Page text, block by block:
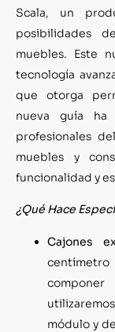
Scala, un
posibilidades
muebles. Este
tecnología
que otorga
nueva guía ha
profesionales
muebles y
funcionalidad y
¿Qué Hace
Cajones
centímetro
componer
módulo y